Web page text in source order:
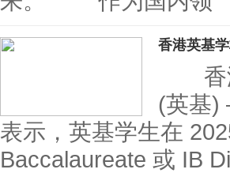
香港英基
香港
(英基)
表示，英基学生在
Baccalaureate 或